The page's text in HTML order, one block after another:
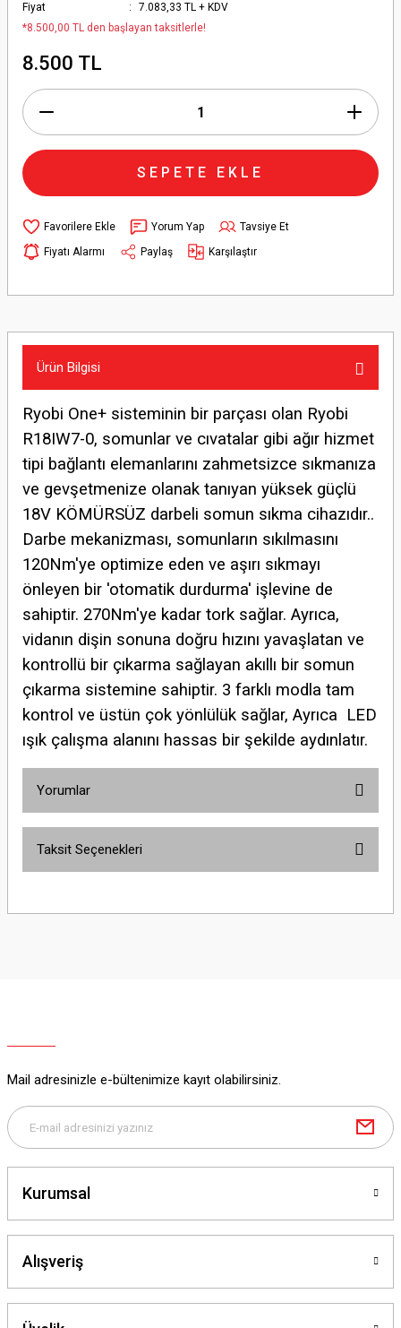
Fiyat
7.083,33 TL + KDV
*8.500,00 TL den başlayan taksitlerle!
8.500 TL
SEPETE EKLE
Yorum Yap
Tavsiye Et
Fiyatı Alarmı
Paylaş Karşılaştır
Ürün Bilgisi
Ryobi One+ sisteminin bir parçası olan Ryobi
R18IW7-0, somunlar ve cıvatalar gibi ağır hizmet
tipi bağlantı elemanlarını zahmetsizce sıkmanıza
ve gevşetmenize olanak tanıyan yüksek güçlü
18V KÖMÜRSÜZ darbeli somun sıkma cihazıdır..
Darbe mekanizması, somunların sıkılmasını
120Nm'ye optimize eden ve aşırı sıkmayı
önleyen bir 'otomatik durdurma' işlevine de
sahiptir. 270Nm'ye kadar tork sağlar. Ayrıca,
vidanın dişin sonuna doğru hızını yavaşlatan ve
kontrollü bir çıkarma sağlayan akıllı bir somun
çıkarma sistemine sahiptir. 3 farklı modla tam
kontrol ve üstün çok yönlülük sağlar, Ayrıca LED
ışık çalışma alanını hassas bir şekilde aydınlatır.
Yorumlar
Yorum Yaz
Taksit Seçenekleri
Mail adresinizle e-bültenimize kayıt olabilirsiniz.
Kurumsal
Alışveriş